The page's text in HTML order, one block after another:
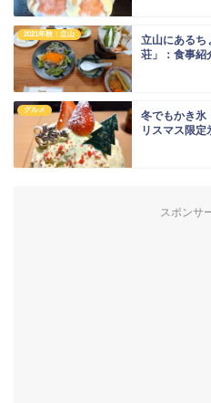
2021年秋：立山
立山にあるち
荘」：食事紹
グルメ
冬でもかき氷
リスマス限定
スポンサ